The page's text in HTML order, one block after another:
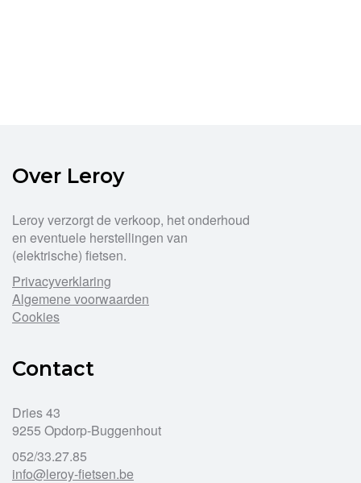
Over Leroy
Leroy verzorgt de verkoop, het onderhoud
en eventuele herstellingen van
(elektrische) fietsen.
Privacyverklaring
Algemene voorwaarden
Cookies
Contact
Dries 43
9255 Opdorp-Buggenhout
052/33.27.85
info@leroy-fietsen.be